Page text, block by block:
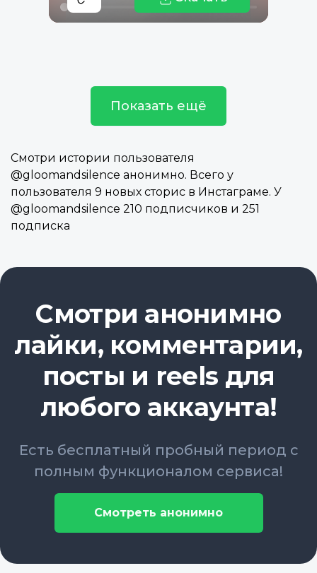
Показать ещё
Смотри истории пользователя
@gloomandsilence анонимно. Всего у
пользователя 9 новых сторис в Инстаграме. У
@gloomandsilence 210 подписчиков и 251
подписка
Смотри анонимно
лайки, комментарии,
посты и reels для
любого аккаунта!
Есть бесплатный пробный период с
полным функционалом сервиса!
Смотреть анонимно